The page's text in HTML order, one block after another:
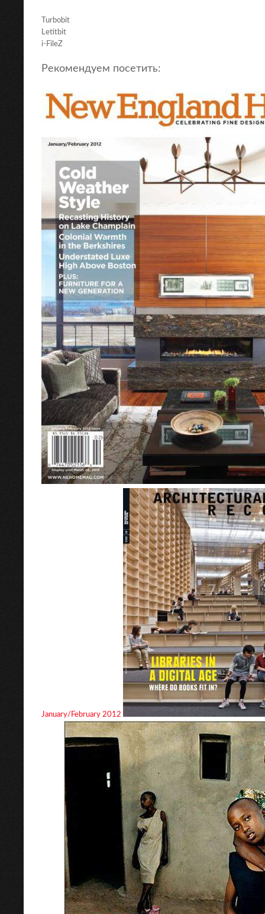
Turbobit
Letitbit
i-FileZ
Рекомендуем посетить:
January/February 2012